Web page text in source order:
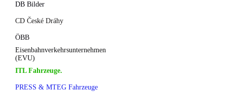
DB Bilder
CD České Dráhy
ÖBB
Eisenbahnverkehrsunternehmen
(EVU)
ITL Fahrzeuge.
PRESS & MTEG Fahrzeuge